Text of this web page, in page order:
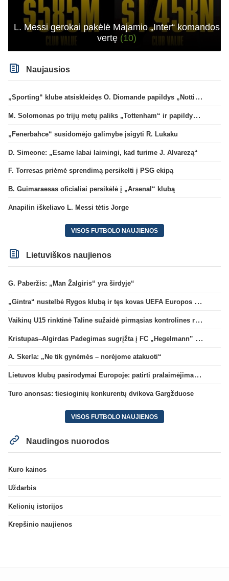
L. Messi gerokai pakėlė Majamio „Inter“ komandos
vertę (10)
Naujausios
„Sporting“ klube atsiskleidęs O. Diomande papildys „Nottingham“ gretas
M. Solomonas po trijų metų paliks „Tottenham“ ir papildys „West Ham“ klubą
„Fenerbahce“ susidomėjo galimybe įsigyti R. Lukaku
D. Simeone: „Esame labai laimingi, kad turime J. Alvarezą“
F. Torresas priėmė sprendimą persikelti į PSG ekipą
B. Guimaraesas oficialiai persikėlė į „Arsenal“ klubą
Anapilin iškeliavo L. Messi tėtis Jorge
VISOS FUTBOLO NAUJIENOS
Lietuviškos naujienos
G. Paberžis: „Man Žalgiris“ yra širdyje“
„Gintra“ nustelbė Rygos klubą ir tęs kovas UEFA Europos taurės atrankoje
Vaikinų U15 rinktinė Taline sužaidė pirmąsias kontrolines rungtynes
Kristupas–Algirdas Padegimas sugrįžta į FC „Hegelmann” B sudėtį
A. Skerla: „Ne tik gynėmės – norėjome atakuoti“
Lietuvos klubų pasirodymai Europoje: patirti pralaimėjimai Kroatijos atstovams
Turo anonsas: tiesioginių konkurentų dvikova Gargžduose
VISOS FUTBOLO NAUJIENOS
Naudingos nuorodos
Kuro kainos
Uždarbis
Kelionių istorijos
Krepšinio naujienos